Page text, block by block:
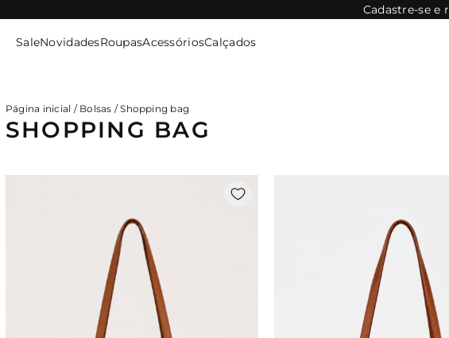
SaleNovidadesRoupasAcessóriosCalçados
Página inicial / Bolsas /Shopping bag
SHOPPING BAG